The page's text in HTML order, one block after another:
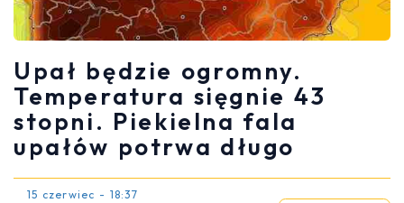
Upał będzie ogromny.
Temperatura sięgnie 43
stopni. Piekielna fala
upałów potrwa długo
15 czerwiec - 18:37